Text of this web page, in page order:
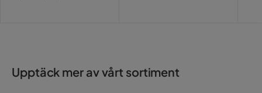
Upptäck mer av vårt sortiment